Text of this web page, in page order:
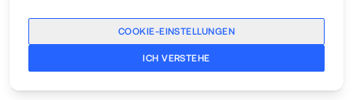
COOKIE-EINSTELLUNGEN
ICH VERSTEHE